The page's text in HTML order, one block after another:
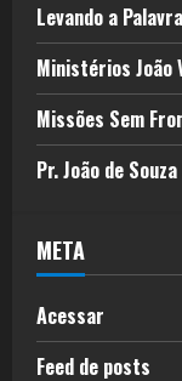
Levando a Palavra
Ministérios João
Missões Sem
Pr. João de Souza
META
Acessar
Feed de posts